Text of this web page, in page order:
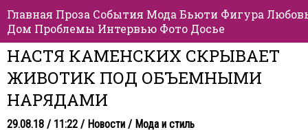
Главная Проза События Мода Бьюти Фигура
Дом Проблемы Интервью Фото Досье
НАСТЯ КАМЕНСКИХ СКРЫВАЕТ
ЖИВОТИК ПОД ОБЪЕМНЫМИ
НАРЯДАМИ
29.08.18 / 11:22 / Новости / Мода и стиль